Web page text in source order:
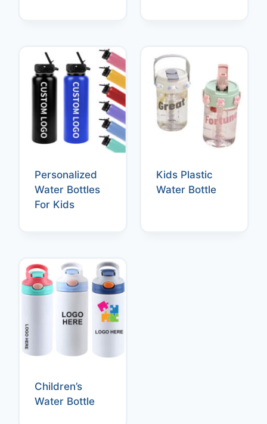
Personalized
Water Bottles
For Kids
Kids Plastic
Water Bottle
Children’s
Water Bottle